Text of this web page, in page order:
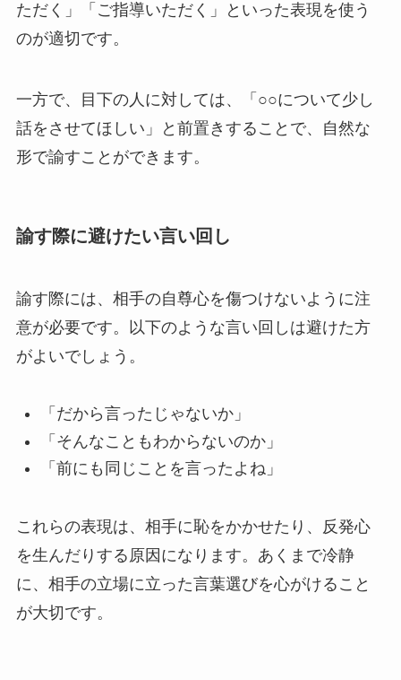
ただく」「ご指導いただく」といった表現を使う
のが適切です。
一方で、目下の人に対しては、「○○について少し
話をさせてほしい」と前置きすることで、自然な
形で諭すことができます。
諭す際に避けたい言い回し
諭す際には、相手の自尊心を傷つけないように注
意が必要です。以下のような言い回しは避けた方
がよいでしょう。
「だから言ったじゃないか」
「そんなこともわからないのか」
「前にも同じことを言ったよね」
これらの表現は、相手に恥をかかせたり、反発心
を生んだりする原因になります。あくまで冷静
に、相手の立場に立った言葉選びを心がけること
が大切です。